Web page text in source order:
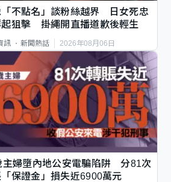
「不點名」談粉絲越界 日女死忠
起狙擊 掛繩開直播道歉後輕生
訊 新聞熱話 2026年08月06日
主婦墮內地公安電騙陷阱 分81次
保證金」損失近6900萬元